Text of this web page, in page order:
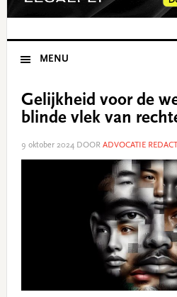
MENU
Gelijkheid voor de
blinde vlek van
9 oktober 2024DOOR ADVOCATIE